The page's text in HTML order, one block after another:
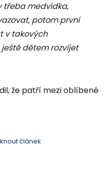
třeba medvídka,
potom první
v takových
dětem rozvíjet
že patří mezi oblíbené
článek